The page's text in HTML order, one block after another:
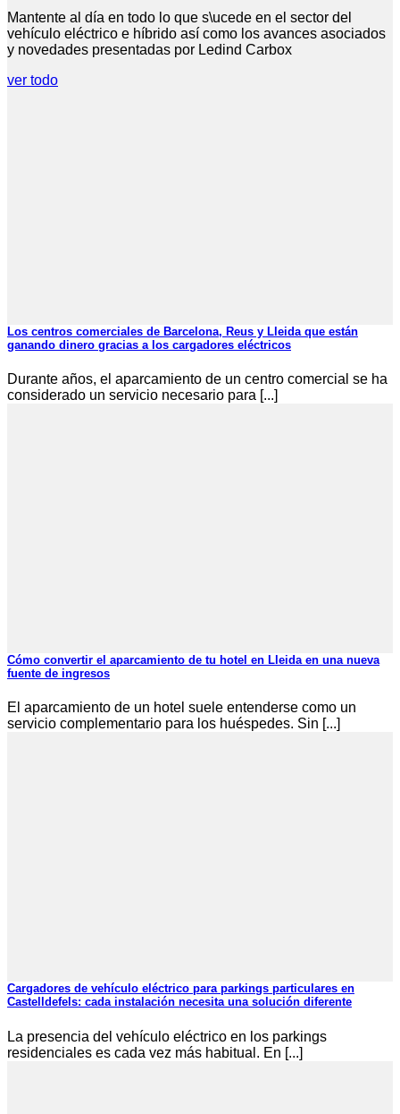
Mantente al día en todo lo que s\ucede en el sector del
vehículo eléctrico e híbrido así como los avances asociados
y novedades presentadas por Ledind Carbox
ver todo
Los centros comerciales de Barcelona, Reus y Lleida que están
ganando dinero gracias a los cargadores eléctricos
Durante años, el aparcamiento de un centro comercial se ha
considerado un servicio necesario para [...]
Cómo convertir el aparcamiento de tu hotel en Lleida en una nueva
fuente de ingresos
El aparcamiento de un hotel suele entenderse como un
servicio complementario para los huéspedes. Sin [...]
Cargadores de vehículo eléctrico para parkings particulares en
Castelldefels: cada instalación necesita una solución diferente
La presencia del vehículo eléctrico en los parkings
residenciales es cada vez más habitual. En [...]